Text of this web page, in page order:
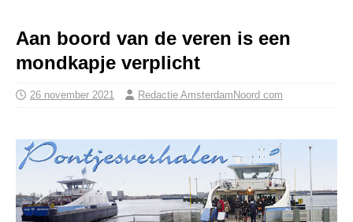
Aan boord van de veren is een
mondkapje verplicht
26 november 2021 Redactie AmsterdamNoord com